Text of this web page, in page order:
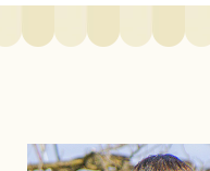
三和油脂の看板商品「まいに